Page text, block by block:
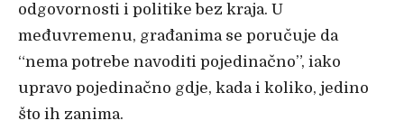
odgovornosti i politike bez kraja. U
međuvremenu, građanima se poručuje da
“nema potrebe navoditi pojedinačno”, iako
upravo pojedinačno gdje, kada i koliko, jedino
što ih zanima.